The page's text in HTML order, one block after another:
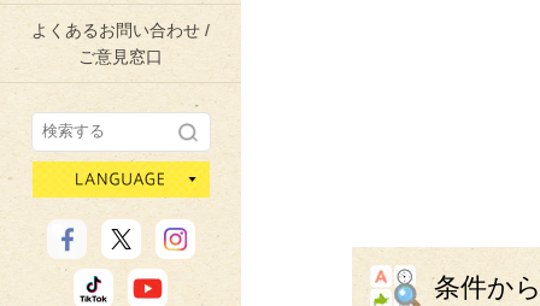
よくあるお問い合わせ /
ご意見窓口
条件か